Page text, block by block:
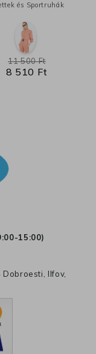
és Sportruhák
8 510 Ft
11 500 Ft
15:00)
Ilfov,